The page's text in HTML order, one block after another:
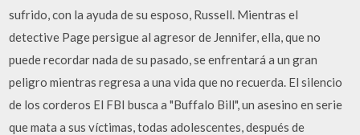
sufrido, con la ayuda de su esposo, Russell. Mientras el
detective Page persigue al agresor de Jennifer, ella, que no
puede recordar nada de su pasado, se enfrentará a un gran
peligro mientras regresa a una vida que no recuerda. El silencio
de los corderos El FBI busca a "Buffalo Bill", un asesino en serie
que mata a sus víctimas, todas adolescentes, después de